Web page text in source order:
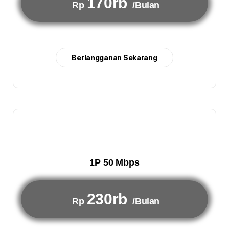
Rp /Bulan
Berlangganan Sekarang
1P 50 Mbps
Rp 230rb /Bulan